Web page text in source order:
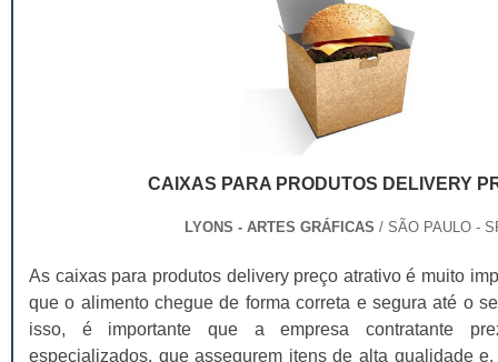
embalagens para as empresas é feita de acordo com as
e são entregues no prazo correto.As caixas
oferecem uma série de benefícios para seus clientes,
consumidor no seu produto;Ajuda na publicidade do
seus contatos;Sofisticação alta;Menor custo na criação
sua aparência sem danos;Entre outras várias
e credibilidade para os seus produtos..
CAIXAS PARA PRODUTOS DELIVERY
LYONS - ARTES GRÁFICAS / SÃO PAULO -
As caixas para produtos delivery preço atrativo é muito
que o alimento chegue de forma correta e segura até o
isso, é importante que a empresa contratante
especializados, que assegurem itens de alta qualidade